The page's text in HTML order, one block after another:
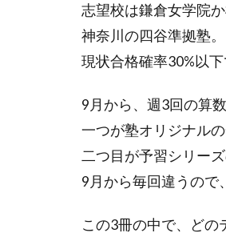
志望校は鎌倉女学院か
神奈川の四谷準拠塾。
現状合格確率30%以
9月から、週3回の算
一つが塾オリジナル
二つ目が予習シリー
9 月から毎回違うので
この3冊の中で、どの